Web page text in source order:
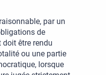
par un
de
être rendu
ou une partie
lorsque